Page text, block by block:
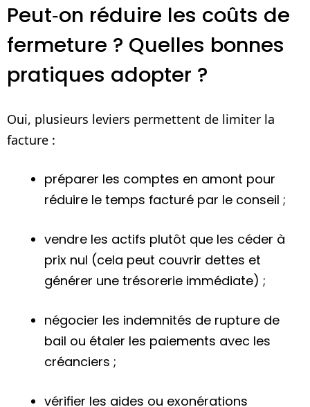
Peut‑on réduire les coûts de
fermeture ? Quelles bonnes
pratiques adopter ?
Oui, plusieurs leviers permettent de limiter la
facture :
préparer les comptes en amont pour
réduire le temps facturé par le conseil ;
vendre les actifs plutôt que les céder à
prix nul (cela peut couvrir dettes et
générer une trésorerie immédiate) ;
négocier les indemnités de rupture de
bail ou étaler les paiements avec les
créanciers ;
vérifier les aides ou exonérations